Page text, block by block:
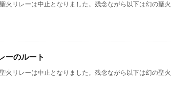
火リレーは中止となりました。残念ながら以下は幻の聖
ーのルート
火リレーは中止となりました。残念ながら以下は幻の聖